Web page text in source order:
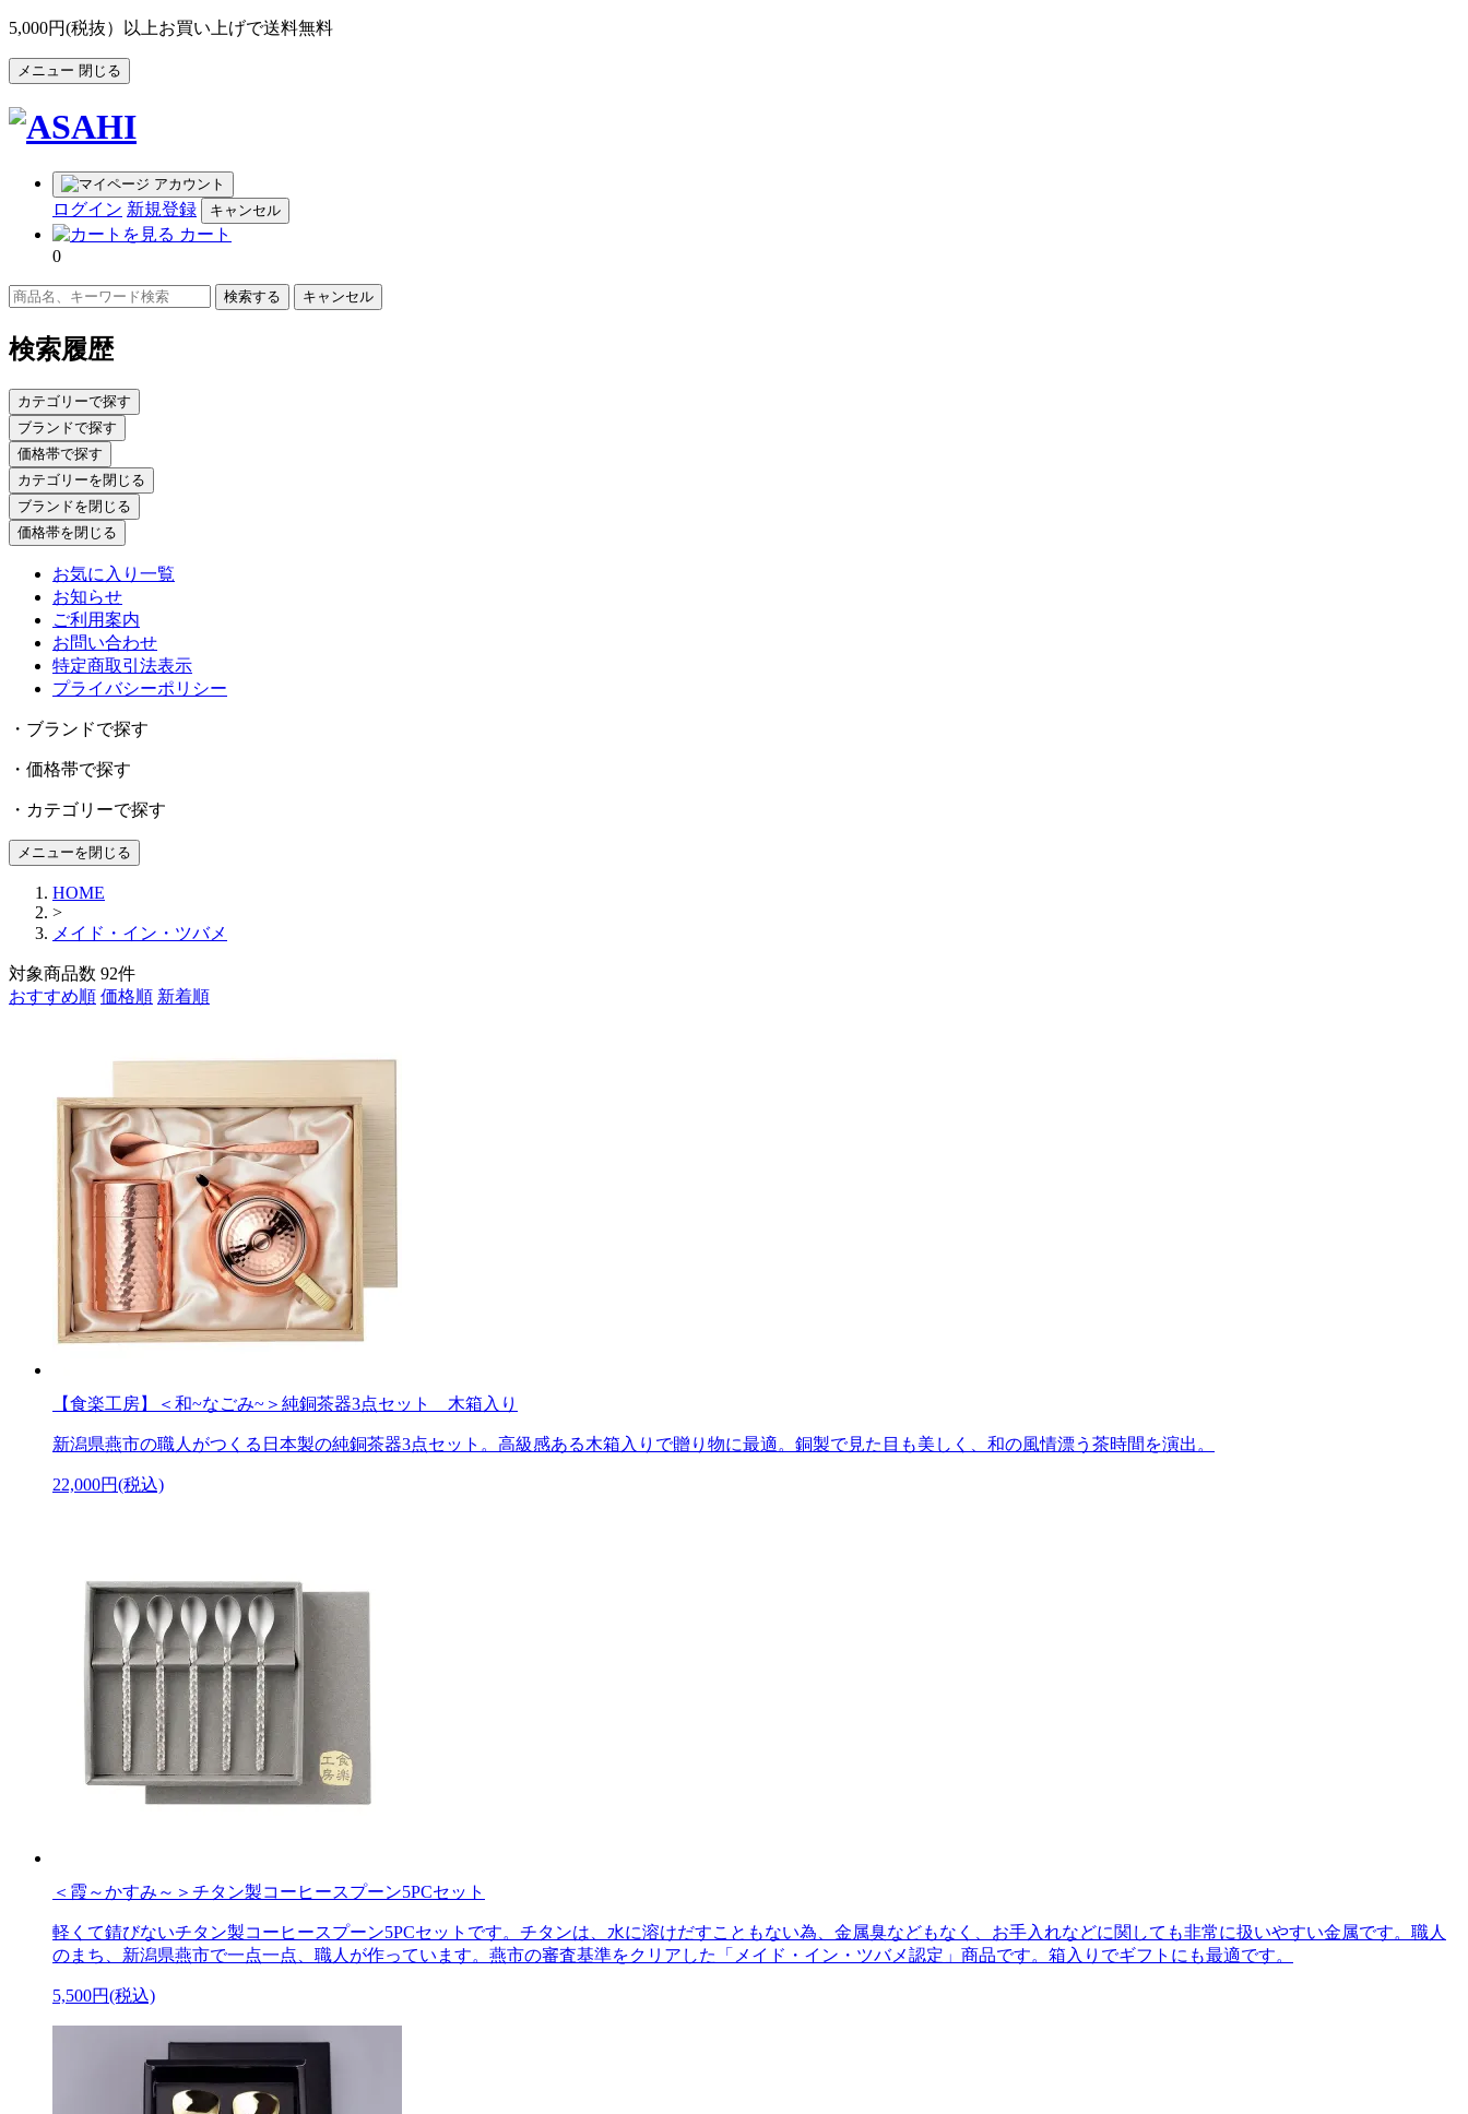
5,000円(税抜）以上お買い上げで送料無料
メニュー 閉じる
アカウント
ログイン 新規登録 キャンセル
カート
0
キャンセル
検索履歴
カテゴリーで探す
ブランドで探す
価格帯で探す
カテゴリーを閉じる
ブランドを閉じる
価格帯を閉じる
お気に入り一覧
お知らせ
ご利用案内
お問い合わせ
特定商取引法表示
プライバシーポリシー
・ブランドで探す
・価格帯で探す
・カテゴリーで探す
メニューを閉じる
HOME
>
メイド・イン・ツバメ
対象商品数 92件
おすすめ順 価格順 新着順
【食楽工房】＜和~なごみ~＞純銅茶器3点セット 木箱入り
新潟県燕市の職人がつくる日本製の純銅茶器3点セット。高級感ある木箱入りで贈り物に最適。銅製で見た目も美しく、和の風情漂う茶時間を演出。
22,000円(税込)
＜霞～かすみ～＞チタン製コーヒースプーン5PCセット
軽くて錆びないチタン製コーヒースプーン5PCセットです。チタンは、水に溶けだすこともない為、金属臭などもなく、お手入れなどに関しても非常に扱いやすい金属です。職人
のまち、新潟県燕市で一点一点、職人が作っています。燕市の審査基準をクリアした「メイド・イン・ツバメ認定」商品です。箱入りでギフトにも最適です。
5,500円(税込)